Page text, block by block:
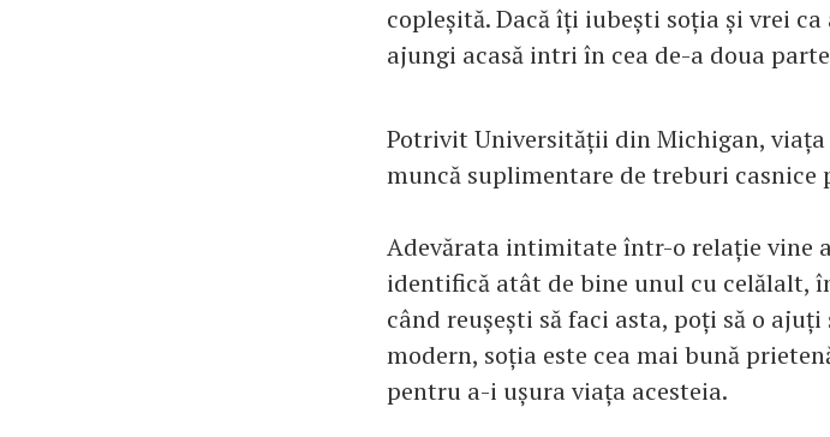
copleșită. Dacă îți iubești soția și vrei
ajungi acasă intri în cea de-a doua
Potrivit Universității din Michigan, viața
muncă suplimentare de treburi casnice
Adevărata intimitate într-o relație vine
identifică atât de bine unul cu celălalt,
când reușești să faci asta, poți să o
modern, soția este cea mai bună
pentru a-i ușura viața acesteia.